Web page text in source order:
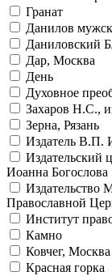
Гранат
Данилов
Даниловский
Дар, Москва
День
Духовное
Захаров Н.С.,
Зерна, Рязань
Издатель В.П.
Издательский
Иоанна Богослова
Издательство
Православной
Институт
Камно
Ковчег, Москва
Красная горка